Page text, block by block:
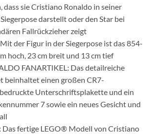
dass sie Cristiano Ronaldo in seiner
darstellt oder den Star bei
Fallrückzieher zeigt
der Figur in der Siegerpose ist das 854-
hoch, 23 cm breit und 13 cm tief
FANARTIKEL: Das detailreiche
beinhaltet einen großen CR7-
Unterschriftsplakette und ein
7 sowie ein neues Gesicht und
Das fertige LEGO® Modell von Cristiano